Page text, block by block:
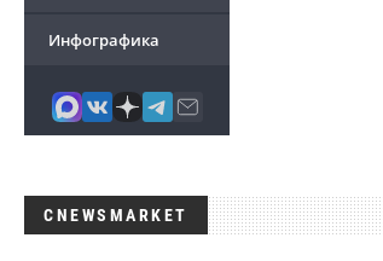
Инфографика
CNEWSMARKET